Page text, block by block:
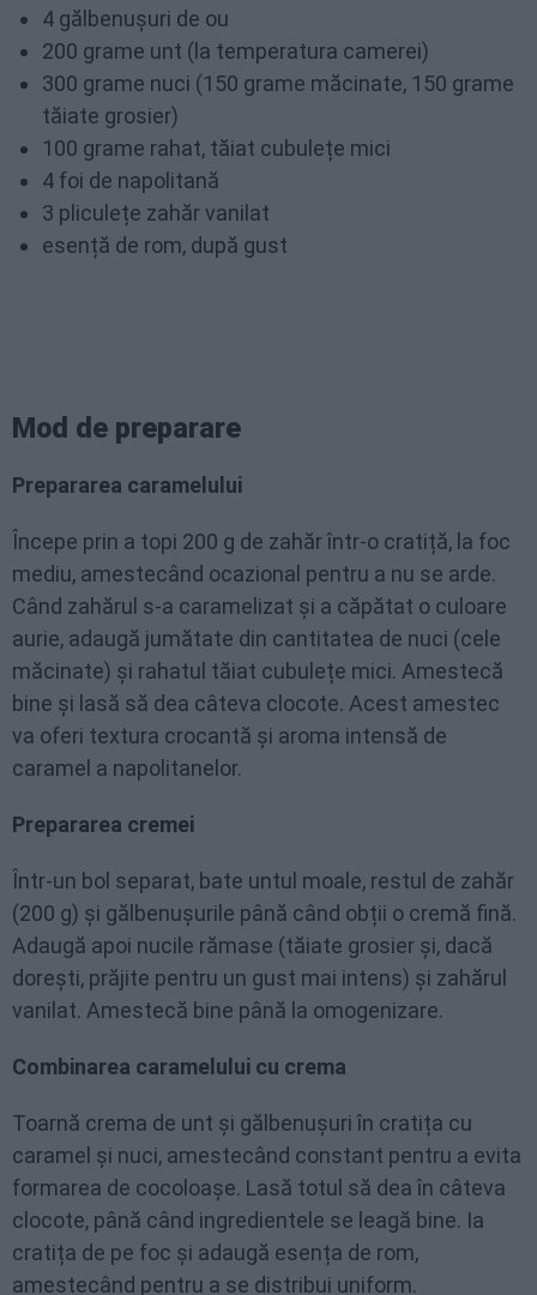
4 gălbenușuri de ou
200 grame unt (la temperatura camerei)
300 grame nuci (150 grame măcinate, 150 grame
tăiate grosier)
100 grame rahat, tăiat cubulețe mici
4 foi de napolitană
3 pliculețe zahăr vanilat
esență de rom, după gust
Mod de preparare
Prepararea caramelului
Începe prin a topi 200 g de zahăr într-o cratiță, la foc
mediu, amestecând ocazional pentru a nu se arde.
Când zahărul s-a caramelizat și a căpătat o culoare
aurie, adaugă jumătate din cantitatea de nuci (cele
măcinate) și rahatul tăiat cubulețe mici. Amestecă
bine și lasă să dea câteva clocote. Acest amestec
va oferi textura crocantă și aroma intensă de
caramel a napolitanelor.
Prepararea cremei
Într-un bol separat, bate untul moale, restul de zahăr
(200 g) și gălbenușurile până când obții o cremă fină.
Adaugă apoi nucile rămase (tăiate grosier și, dacă
dorești, prăjite pentru un gust mai intens) și zahărul
vanilat. Amestecă bine până la omogenizare.
Combinarea caramelului cu crema
Toarnă crema de unt și gălbenușuri în cratița cu
caramel și nuci, amestecând constant pentru a evita
formarea de cocoloașe. Lasă totul să dea în câteva
clocote, până când ingredientele se leagă bine. Ia
cratița de pe foc și adaugă esența de rom,
amestecând pentru a se distribui uniform.